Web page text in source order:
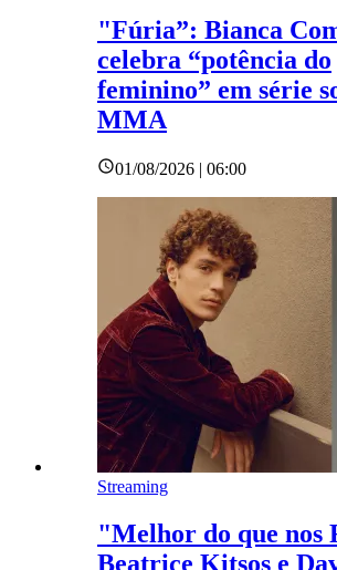
"Fúria”: Bianca
celebra “potência do
feminino” em série
MMA
01/08/2026 | 06:00
Streaming
"Melhor do que nos
Beatrice Kitsos e